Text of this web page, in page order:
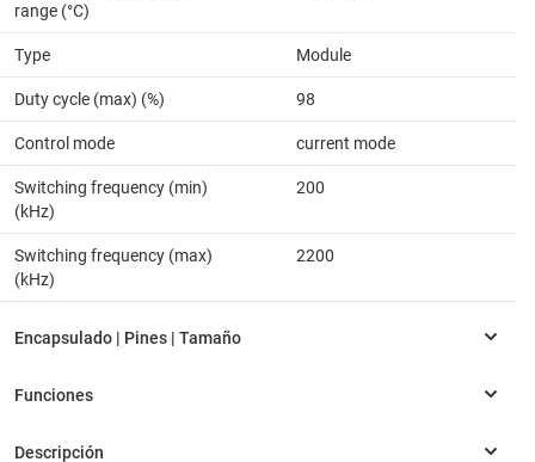
range (°C)
Type Module
Duty cycle (max) (%) 98
Control mode current mode
Switching frequency (min)
(kHz)
200
Switching frequency (max)
(kHz)
2200